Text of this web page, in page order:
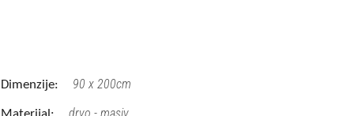
Dimenzije: 90 x 200cm